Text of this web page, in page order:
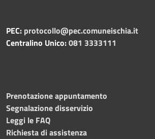
PEC: protocollo@pec.comuneischia.it
Centralino Unico:081 3333111
Prenotazione appuntamento
Segnalazione disservizio
Leggi le FAQ
Richiesta di assistenza